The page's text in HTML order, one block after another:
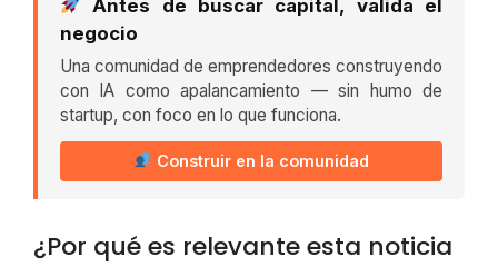
Antes de buscar capital, valida el
negocio
Una comunidad de emprendedores construyendo
con IA como apalancamiento — sin humo de
startup, con foco en lo que funciona.
Construir en la comunidad
¿Por qué es relevante esta noticia